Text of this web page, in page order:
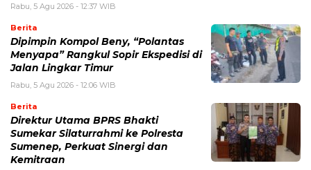
Rabu, 5 Agu 2026 - 12:37 WIB
Berita
Dipimpin Kompol Beny, “Polantas
Menyapa” Rangkul Sopir Ekspedisi di
Jalan Lingkar Timur
Rabu, 5 Agu 2026 - 12:06 WIB
Berita
Direktur Utama BPRS Bhakti
Sumekar Silaturrahmi ke Polresta
Sumenep, Perkuat Sinergi dan
Kemitraan